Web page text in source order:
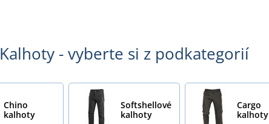
Kalhoty - vyberte si z podkategorií
Chino
kalhoty
Softshellové
kalhoty
Cargo
kalhoty